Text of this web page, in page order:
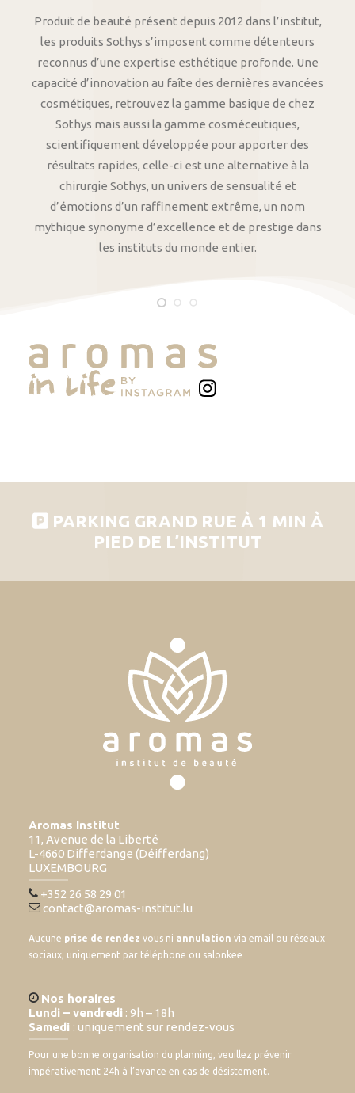
Produit de beauté présent depuis 2012 dans l’institut,
les produits Sothys s’imposent comme détenteurs
reconnus d’une expertise esthétique profonde. Une
capacité d’innovation au faîte des dernières avancées
cosmétiques, retrouvez la gamme basique de chez
Sothys mais aussi la gamme cosméceutiques,
scientifiquement développée pour apporter des
résultats rapides, celle-ci est une alternative à la
chirurgie Sothys, un univers de sensualité et
d’émotions d’un raffinement extrême, un nom
mythique synonyme d’excellence et de prestige dans
les instituts du monde entier.
PARKING GRAND RUE À 1 MIN À
PIED DE L’INSTITUT
Aromas Institut
11, Avenue de la Liberté
L-4660 Differdange (Déifferdang)
LUXEMBOURG
+352 26 58 29 01
contact@aromas-institut.lu
Aucune prise de rendez vous ni annulation via email ou réseaux
sociaux, uniquement par téléphone ou salonkee
Nos horaires
Lundi – vendredi : 9h – 18h
Samedi : uniquement sur rendez-vous
Pour une bonne organisation du planning, veuillez prévenir
impérativement 24h à l’avance en cas de désistement.